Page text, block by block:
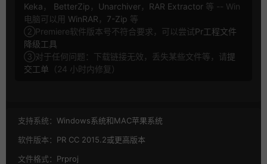
Keka ， BetterZip ， Unarchiver， RAR Extractor 等 -- Win
电脑可以用 WinRAR ， 7-Zip 等
②Premiere软件版本号不符合要求，可以尝试Pr工程文件
降级工具
③对于任何问题：下载链接无效，丢失某些文件等，请提
交工单 （24 小时内修复）
支持系统： Windows系统和MAC苹果系统
软件版本： PR CC 2015.2或更高版本
文件格式： Prproj